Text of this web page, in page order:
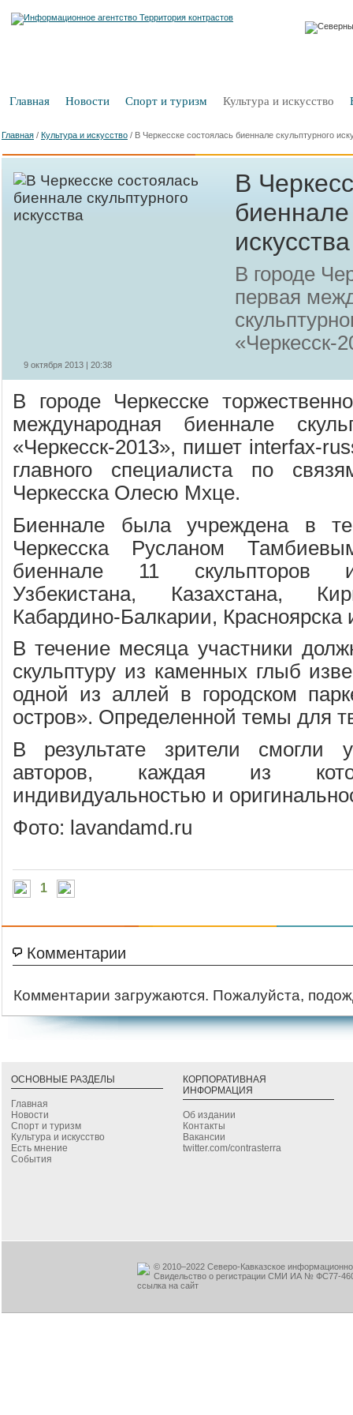
Главная Новости Спорт и туризм Культура и искусство
Главная / Культура и искусство / В Черкесске состоялась биеннале скульптурного
В
биеннале
искусства
В городе
первая
«Черкесск-
9 октября 2013 | 20:38
В городе Черкесске
международная биеннале
«Черкесск-2013», пишет interfax-
главного специалиста по
Черкесска Олесю Мхце.
Биеннале была учреждена в
Черкесска Русланом
биеннале 11 скульпторов
Узбекистана, Казахстана,
Кабардино-Балкарии,
В течение месяца участники
скульптуру из каменных глыб
одной из аллей в городском
остров». Определенной темы для
В результате зрители смогли
авторов, каждая из
индивидуальностью и
Фото: lavandamd.ru
1
Комментарии
Комментарии загружаются. Пожалуйста,
ОСНОВНЫЕ РАЗДЕЛЫ
Главная
Новости
Спорт и туризм
Культура и искусство
Есть мнение
События
КОРПОРАТИВНАЯ
ИНФОРМАЦИЯ
Об издании
Контакты
Вакансии
twitter.com/contrasterra
© 2010–2022 Северо-Кавказское
Свидельство о регистрации СМИ ИА № ФС77-
ссылка на сайт